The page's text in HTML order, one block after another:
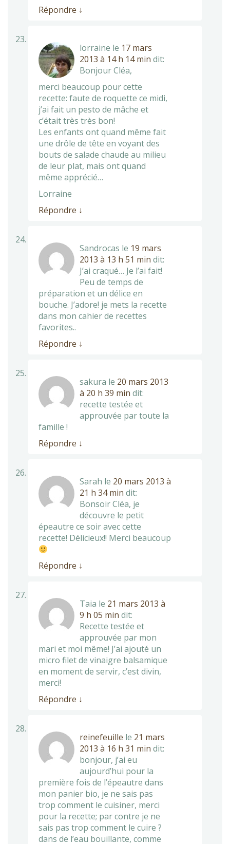
Répondre ↓
lorraine le 17 mars
2013 à 14 h 14 min dit:
Bonjour Cléa,
merci beaucoup pour cette
recette: faute de roquette ce midi,
j’ai fait un pesto de mâche et
c’était très très bon!
Les enfants ont quand même fait
une drôle de tête en voyant des
bouts de salade chaude au milieu
de leur plat, mais ont quand
même apprécié…
Lorraine
Répondre ↓
Sandrocas le 19 mars
2013 à 13 h 51 min dit:
J’ai craqué… Je l’ai fait!
Peu de temps de
préparation et un délice en
bouche. J’adore! je mets la recette
dans mon cahier de recettes
favorites..
Répondre ↓
sakura le 20 mars 2013
à 20 h 39 min dit:
recette testée et
approuvée par toute la
famille !
Répondre ↓
Sarah le 20 mars 2013 à
21 h 34 min dit:
Bonsoir Cléa, je
découvre le petit
épeautre ce soir avec cette
recette! Délicieux!! Merci beaucoup
Répondre ↓
Taia le 21 mars 2013 à
9 h 05 min dit:
Recette testée et
approuvée par mon
mari et moi même! J’ai ajouté un
micro filet de vinaigre balsamique
en moment de servir, c’est divin,
merci!
Répondre ↓
reinefeuille le 21 mars
2013 à 16 h 31 min dit:
bonjour, j’ai eu
aujourd’hui pour la
première fois de l’épeautre dans
mon panier bio, je ne sais pas
trop comment le cuisiner, merci
pour la recette; par contre je ne
sais pas trop comment le cuire ?
dans de l’eau bouillante, comme